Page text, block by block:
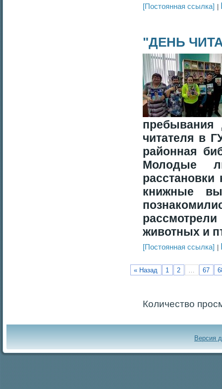
[Постоянная ссылка]
"ДЕНЬ
читателя в
районная
Молодые
расстановки
книжные
животных и
[Постоянная ссылка]
« Назад 1 2 67
Количество
Версия